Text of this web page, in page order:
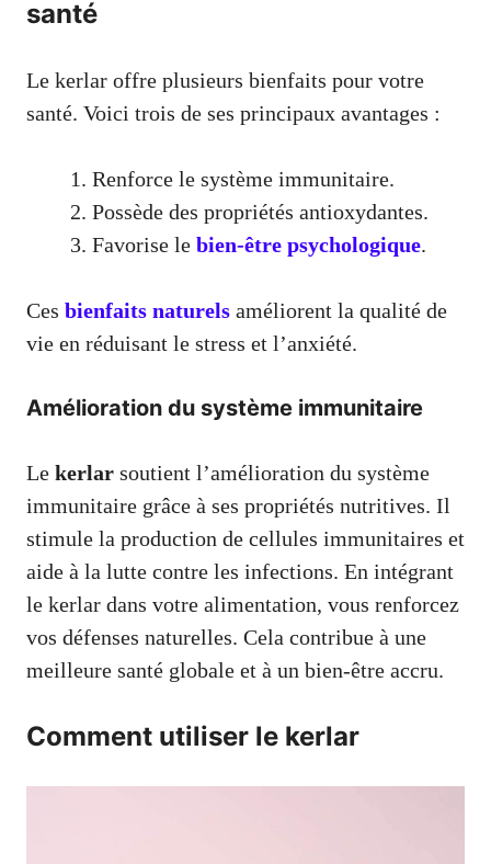
santé
Le kerlar offre plusieurs bienfaits pour votre
santé. Voici trois de ses principaux avantages :
Renforce le système immunitaire.
Possède des propriétés antioxydantes.
Favorise le bien-être psychologique.
Ces bienfaits naturels améliorent la qualité de
vie en réduisant le stress et l’anxiété.
Amélioration du système immunitaire
Le kerlar soutient l’amélioration du système
immunitaire grâce à ses propriétés nutritives. Il
stimule la production de cellules immunitaires et
aide à la lutte contre les infections. En intégrant
le kerlar dans votre alimentation, vous renforcez
vos défenses naturelles. Cela contribue à une
meilleure santé globale et à un bien-être accru.
Comment utiliser le kerlar